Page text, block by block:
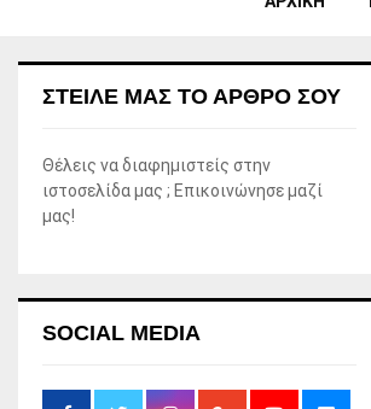
ΣΤΕΊΛΕ ΜΑΣ ΤΟ ΆΡΘΡΟ ΣΟΥ
Θέλεις να διαφημιστείς στην
ιστοσελίδα μας ; Επικοινώνησε μαζί
μας!
SOCIAL MEDIA